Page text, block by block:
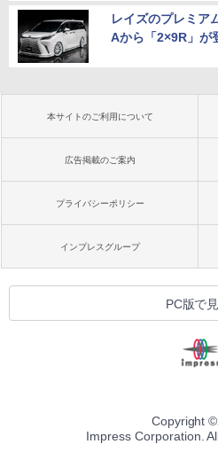
レイズのプレミア
Aから「2×9R」が
本サイトのご利用について
広告掲載のご案内
プライバシーポリシー
インプレスグループ
PC版で
Copyright ©
Impress Corporation.